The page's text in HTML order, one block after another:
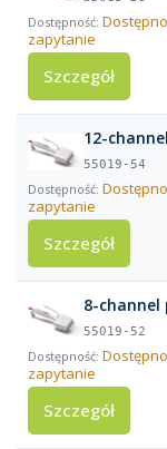
zapytanie
Szczegół
12-
55019-54
zapytanie
Szczegół
8-
55019-52
zapytanie
Szczegół